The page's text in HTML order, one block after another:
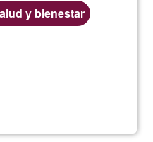
y bienestar